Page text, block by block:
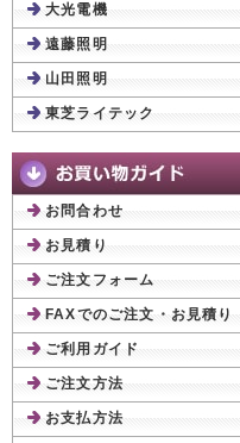
大光電機
遠藤照明
山田照明
東芝ライテック
お問合わせ
お見積り
ご注文フォーム
FAXでのご注文・お見積り
ご利用ガイド
ご注文方法
お支払方法